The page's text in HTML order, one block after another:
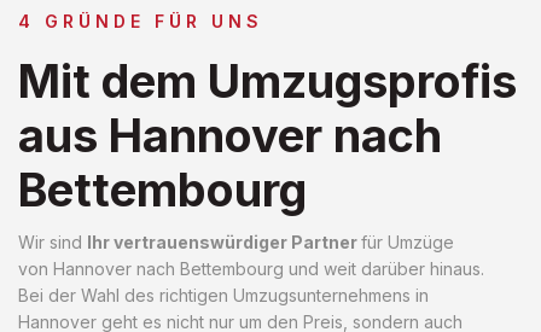
4 GRÜNDE FÜR UNS
Mit dem Umzugsprofis
aus Hannover nach
Bettembourg
Wir sind Ihr vertrauenswürdiger Partnerfür Umzüge
von Hannover nach Bettembourg und weit darüber hinaus.
Bei der Wahl des richtigen Umzugsunternehmens in
Hannover geht es nicht nur um den Preis, sondern auch